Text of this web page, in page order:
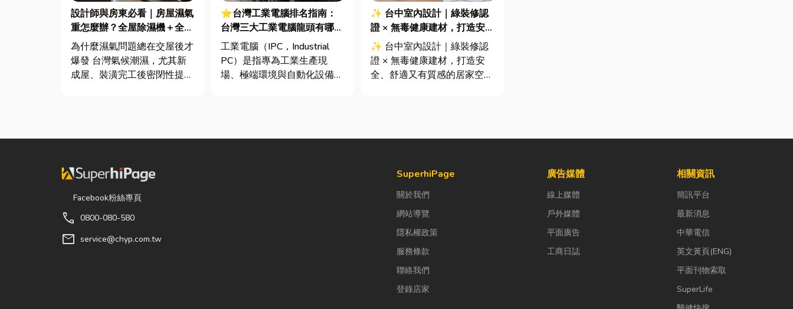
設計師與房東必看｜房屋濕氣
重怎麼辦？全屋除濕機＋全熱
交換器整合安裝|提升居住品
質與續租率
為什麼濕氣問題總在交屋後才
爆發 台灣氣候潮濕，尤其新
成屋、裝潢完工後密閉性提
變...
⭐台灣工業電腦排名指南：
台灣三大工業電腦龍頭有哪
些？工廠採購與品牌選型全解
析
工業電腦（IPC，Industrial
PC）是指專為工業生產現
場、極端環境與自動化設備所
✨ 台中室內設計｜綠裝修認
證 × 無毒健康建材，打造安
全、舒適又有質感的居家空間
✨ 台中室內設計｜綠裝修認
證 × 無毒健康建材，打造安
全、舒適又有質感的居家空間
Facebook粉絲專頁
call 0800-080-580
mail service@chyp.com.tw
SuperhiPage
關於我們
網站導覽
隱私權政策
服務條款
聯絡我們
登錄店家
廣告媒體
線上媒體
戶外媒體
平面廣告
工商日誌
相關資訊
簡訊平台
最新消息
中華電信
英文黃頁(ENG)
平面刊物索取
SuperLife